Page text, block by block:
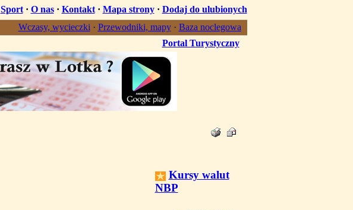
Sport· O nas· Kontakt· Mapa strony· Dodaj do ulubionych
Wczasy, wycieczki · Przewodniki, mapy · Baza noclegowa
Portal Turystyczny
Kursy walut
NBP